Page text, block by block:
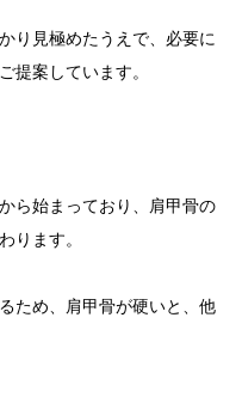
り見極めたうえで、必要に
提案しています。
ら始まっており、肩甲骨の
ります。
ため、肩甲骨が硬いと、他